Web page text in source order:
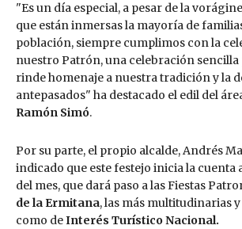
"Es un día especial, a pesar de la
que están inmersas la mayoría de
población, siempre cumplimos con la
nuestro Patrón, una celebración sencilla
rinde homenaje a nuestra tradición y la
antepasados" ha destacado el edil del
Ramón Simó.
Por su parte, el propio alcalde, Andrés
indicado que este festejo inicia la cuenta
del mes, que dará paso a las Fiestas
de la Ermitana, las más multitudinarias
como deInterés Turístico Nacional.